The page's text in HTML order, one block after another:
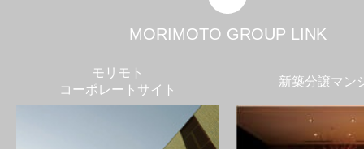
MORIMOTO GROUP LINK
モリモト
コーポレートサイト
新築分譲マン